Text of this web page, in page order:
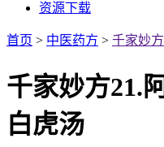
资源下载
首页 > 中医药方 > 千家妙
千家妙方21.
白虎汤